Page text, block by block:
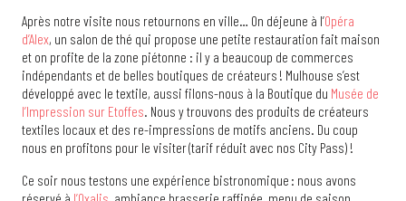
Après notre visite nous retournons en ville… On déjeune à l’Opéra
d’Alex, un salon de thé qui propose une petite restauration fait maison
et on profite de la zone piétonne : il y a beaucoup de commerces
indépendants et de belles boutiques de créateurs ! Mulhouse s’est
développé avec le textile, aussi filons-nous à la Boutique du Musée de
l’Impression sur Etoffes. Nous y trouvons des produits de créateurs
textiles locaux et des re-impressions de motifs anciens. Du coup
nous en profitons pour le visiter (tarif réduit avec nos City Pass) !
Ce soir nous testons une expérience bistronomique : nous avons